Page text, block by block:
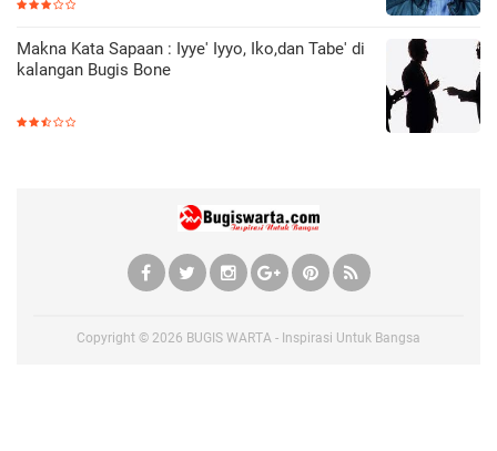
Makna Kata Sapaan : Iyye' Iyyo, Iko,dan Tabe' di
kalangan Bugis Bone
Copyright © 2026 BUGIS WARTA - Inspirasi Untuk Bangsa